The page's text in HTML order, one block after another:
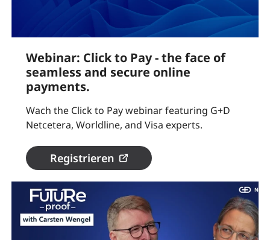
Webinar: Click to Pay - the face of
seamless and secure online
payments.
Wach the Click to Pay webinar featuring G+D
Netcetera, Worldline, and Visa experts.
Registrieren